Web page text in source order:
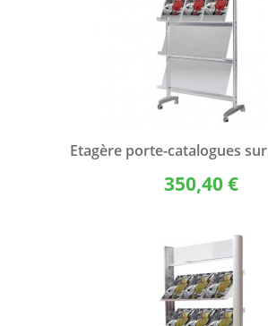
Etagère porte-catalogues
350,40 €